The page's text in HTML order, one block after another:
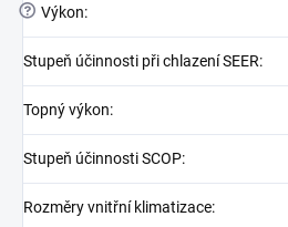
? Výkon:
Stupeň účinnosti při chlazení SEER:
Topný výkon:
Stupeň účinnosti SCOP:
Rozměry vnitřní klimatizace: